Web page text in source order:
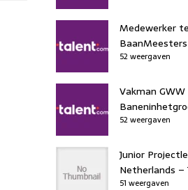
Medewerker
52 weergaven
Vakman
52 weergaven
Junior
Netherlands –
51 weergaven